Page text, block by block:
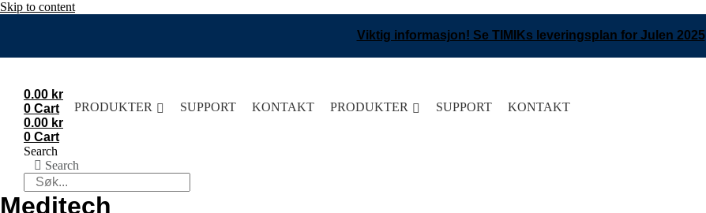
Skip to content
Viktig informasjon! Se TIMIKs leveringsplan for Julen 2025
PRODUKTER SUPPORT KONTAKT
PRODUKTER SUPPORT KONTAKT
0.00 kr
0 Cart
0.00 kr
0 Cart
Search
Search
Meditech